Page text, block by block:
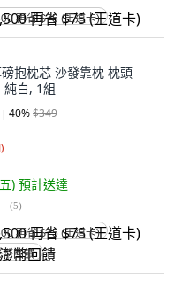
再省 $75 (王道卡)
抱枕芯 沙發靠枕 枕頭
白, 1組
40%$349
)
) 預計送達
(5)
再省 $75 (王道卡)
幣回饋